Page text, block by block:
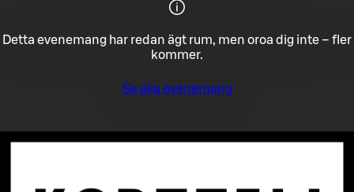
Detta evenemang har redan ägt rum, men oroa dig inte – fler
kommer.
Se alla evenemang